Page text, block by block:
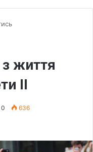
з життя
II
0 636